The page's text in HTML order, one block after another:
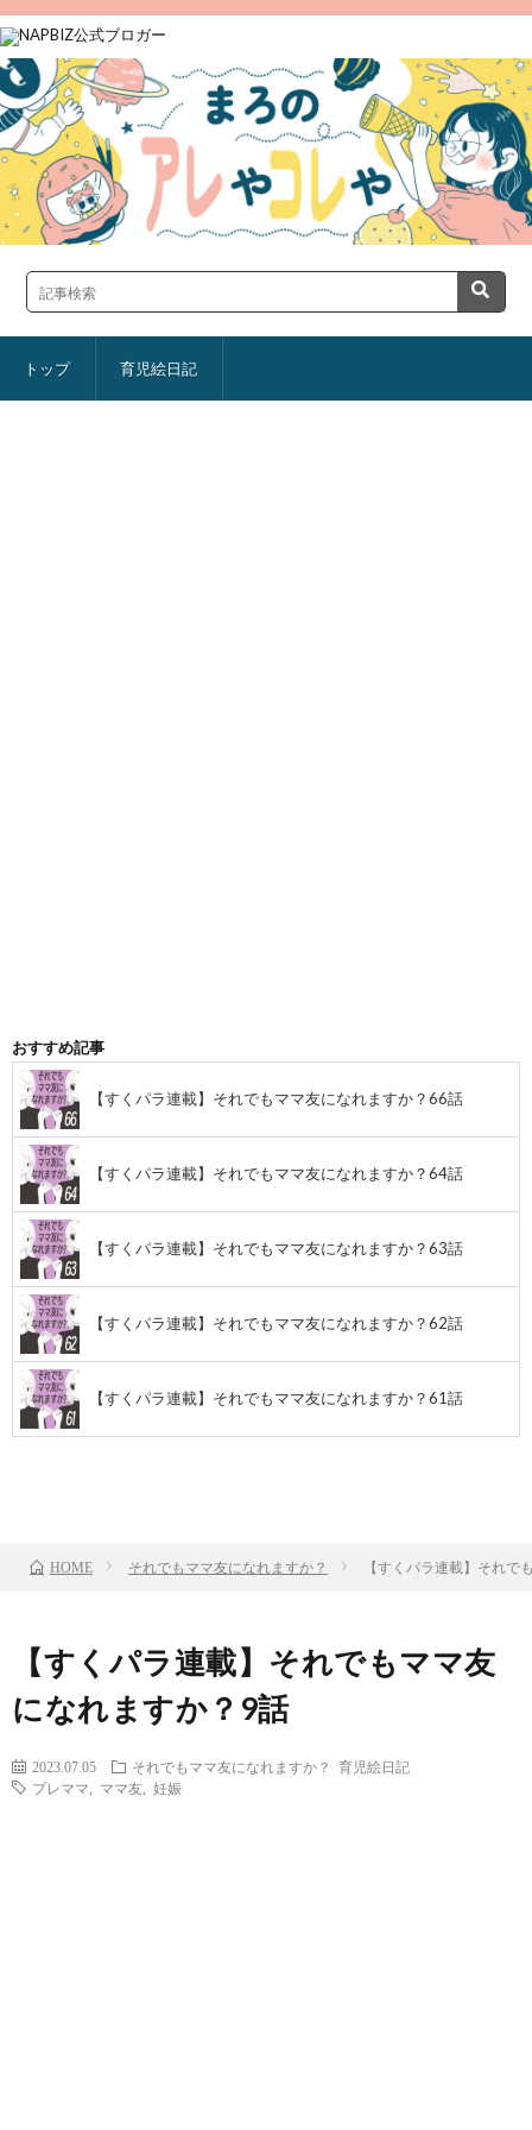
トップ 育児絵日記
おすすめ記事
【すくパラ連載】それでもママ友になれますか？66話
【すくパラ連載】それでもママ友になれますか？64話
【すくパラ連載】それでもママ友になれますか？63話
【すくパラ連載】それでもママ友になれますか？62話
【すくパラ連載】それでもママ友になれますか？61話
HOME それでもママ友になれますか？ 【すくパラ連載】それで
【すくパラ連載】それでもママ友
になれますか？9話
2023.07.05 それでもママ友になれますか？
育児絵日記
プレママ
ママ友 妊娠